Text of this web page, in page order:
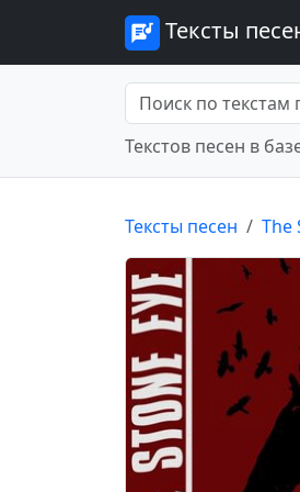
Тексты
Текстов песен в
Тексты песен The